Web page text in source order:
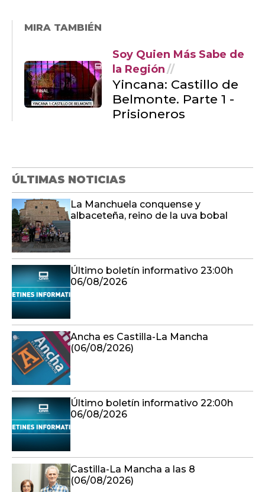
MIRA TAMBIÉN
Soy Quien Más Sabe de
la Región
Yincana: Castillo de
Belmonte. Parte 1 -
Prisioneros
ÚLTIMAS NOTICIAS
La Manchuela conquense y
albaceteña, reino de la uva bobal
Último boletín informativo 23:00h
06/08/2026
Ancha es Castilla-La Mancha
(06/08/2026)
Último boletín informativo 22:00h
06/08/2026
Castilla-La Mancha a las 8
(06/08/2026)